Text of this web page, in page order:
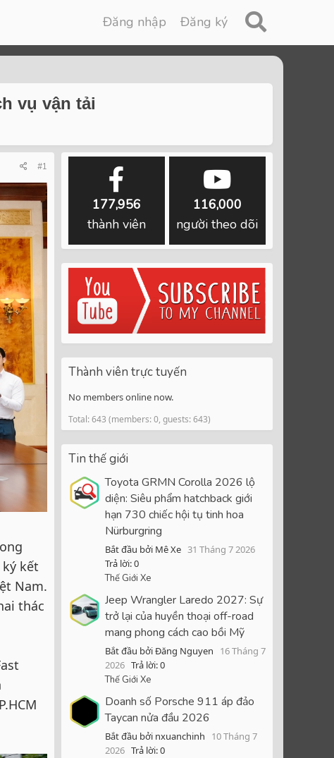
Đăng nhập Đăng ký
vụ vận tải
#1
kết
Nam.
thác
177,956
thành viên
116,000
người theo dõi
Thành viên trực tuyến
No members online now.
Total: 643 (members: 0, guests: 643)
Tin thế giới
Toyota GRMN Corolla 2026 lộ
diện: Siêu phẩm hatchback giới
hạn 730 chiếc hội tụ tinh hoa
Nürburgring
Bắt đầu bởi Mê Xe 31 Tháng 7 2026
Trả lời: 0
Thế Giới Xe
Jeep Wrangler Laredo 2027: Sự
trở lại của huyền thoại off-road
mang phong cách cao bồi Mỹ
Bắt đầu bởi Đăng Nguyen
16 Tháng 7
2026 Trả lời: 0
Thế Giới Xe
Doanh số Porsche 911 áp đảo
Taycan nửa đầu 2026
Bắt đầu bởi nxuanchinh
10 Tháng 7
2026 Trả lời: 0